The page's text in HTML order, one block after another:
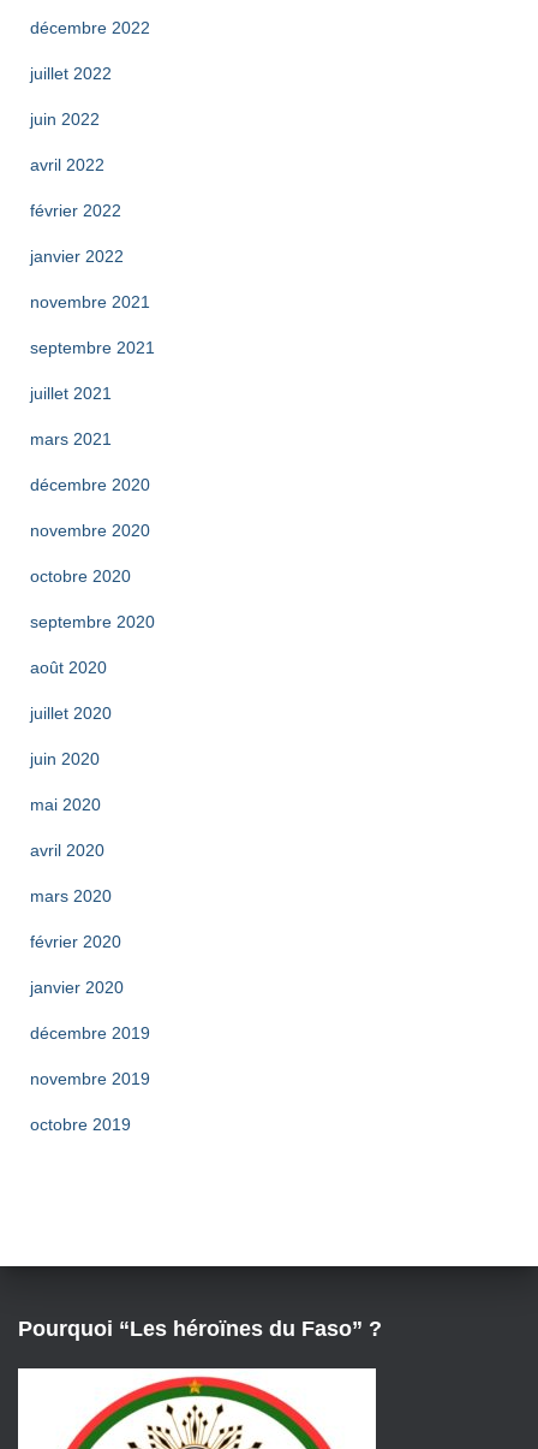
décembre 2022
juillet 2022
juin 2022
avril 2022
février 2022
janvier 2022
novembre 2021
septembre 2021
juillet 2021
mars 2021
décembre 2020
novembre 2020
octobre 2020
septembre 2020
août 2020
juillet 2020
juin 2020
mai 2020
avril 2020
mars 2020
février 2020
janvier 2020
décembre 2019
novembre 2019
octobre 2019
Pourquoi “Les héroïnes du Faso” ?